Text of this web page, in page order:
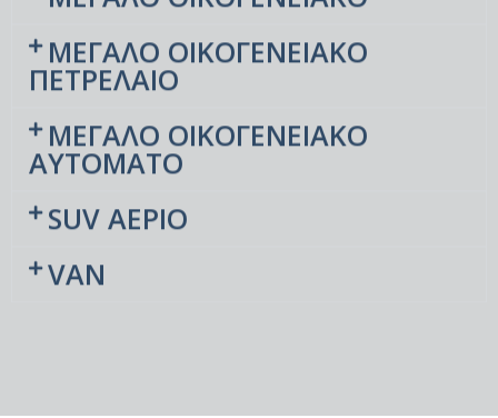
ΜΕΓΑΛΟ ΟΙΚΟΓΕΝΕΙΑΚΟ
ΜΕΓΑΛΟ ΟΙΚΟΓΕΝΕΙΑΚΟ
ΠΕΤΡΕΛΑΙΟ
ΜΕΓΑΛΟ ΟΙΚΟΓΕΝΕΙΑΚΟ
ΑΥΤΟΜΑΤΟ
SUV ΑΕΡΙΟ
VAN